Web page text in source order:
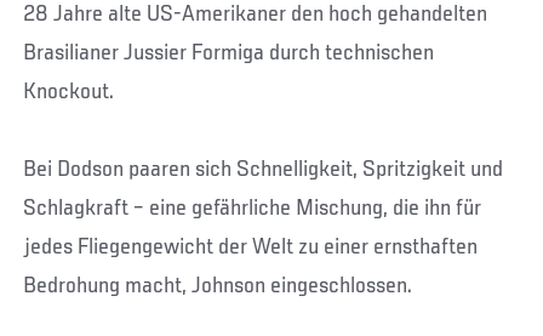
28 Jahre alte US-Amerikaner den hoch gehandelten
Brasilianer Jussier Formiga durch technischen
Knockout.
Bei Dodson paaren sich Schnelligkeit, Spritzigkeit und
Schlagkraft – eine gefährliche Mischung, die ihn für
jedes Fliegengewicht der Welt zu einer ernsthaften
Bedrohung macht, Johnson eingeschlossen.